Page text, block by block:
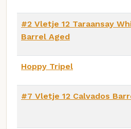
#2 Vletje 12 Taraansay
Barrel Aged
Hoppy Tripel
#7 Vletje 12 Calvados